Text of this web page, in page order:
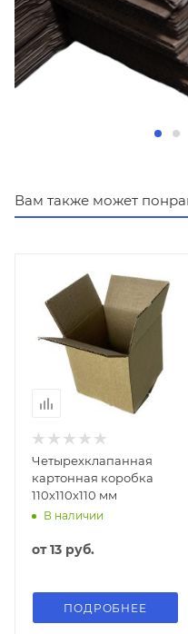
Вам также может
Четырехклапанная
картонная коробка
110х110х110 мм
В наличии
от13 руб.
ПОДРОБНЕЕ